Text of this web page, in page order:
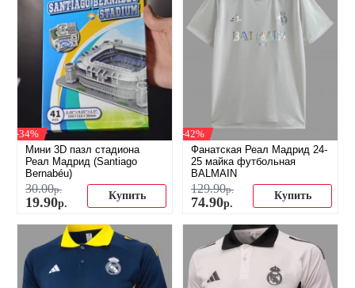
-34%
Мини 3D пазл стадиона
Реал Мадрид (Santiago
Bernabéu)
30.00р.
19.90р.
Купить
-42%
Фанатская Реал Мадрид 24-
25 майка футбольная
BALMAIN
129.90р.
74.90р.
Купить